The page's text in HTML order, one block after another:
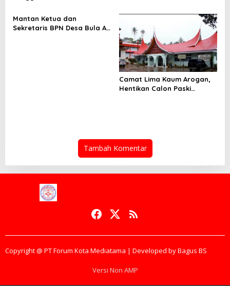
Dan Pengembalian Kerugian
Negara
Mantan Ketua dan
Sekretaris BPN Desa Bula Air
Camat Lima Kaum Arogan,
Hentikan Calon Paski
Tambah Komentar
Copyright @ PT Forum Kota Mediatama | Developed by Bagus BS
Versi Non AMP